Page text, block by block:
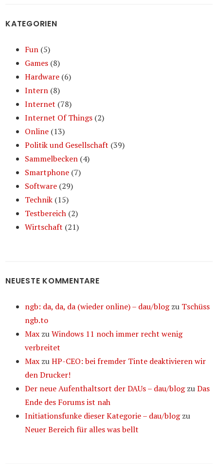
KATEGORIEN
Fun (5)
Games (8)
Hardware (6)
Intern (8)
Internet (78)
Internet Of Things (2)
Online (13)
Politik und Gesellschaft (39)
Sammelbecken (4)
Smartphone (7)
Software (29)
Technik (15)
Testbereich (2)
Wirtschaft (21)
NEUESTE KOMMENTARE
ngb: da, da, da (wieder online) – dau/blogzu Tschüss
ngb.to
Max zuWindows 11 noch immer recht wenig
verbreitet
Max zuHP-CEO: bei fremder Tinte deaktivieren wir
den Drucker!
Der neue Aufenthaltsort der DAUs – dau/blogzuDas
Ende des Forums ist nah
Initiationsfunke dieser Kategorie – dau/blogzu
Neuer Bereich für alles was bellt